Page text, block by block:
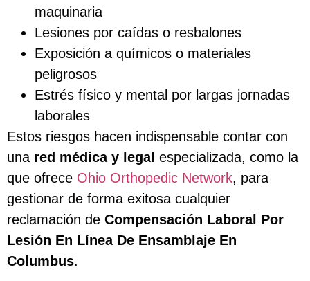
maquinaria
Lesiones por caídas o resbalones
Exposición a químicos o materiales
peligrosos
Estrés físico y mental por largas jornadas
laborales
Estos riesgos hacen indispensable contar con
una red médica y legal especializada, como la
que ofrece Ohio Orthopedic Network, para
gestionar de forma exitosa cualquier
reclamación de Compensación Laboral Por
Lesión En Línea De Ensamblaje En
Columbus.